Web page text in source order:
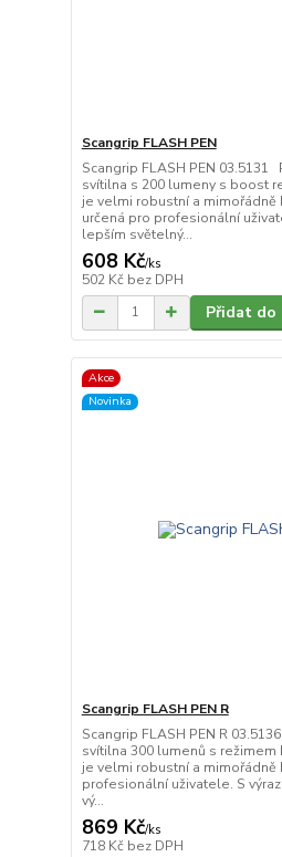
Scangrip FLASH PEN
Scangrip FLASH PEN 03.5131
svítilna s 200 lumeny s boost
je velmi robustní a mimořádně
určená pro profesionální
lepším světelný...
608 Kč/ks
502 Kč bez DPH
Přidat do
Akce
Novinka
Scangrip FLASH PEN R
Scangrip FLASH PEN R
svítilna 300 lumenů s režimem
je velmi robustní a mimořádně
profesionální uživatele. S
vý...
869 Kč/ks
718 Kč bez DPH